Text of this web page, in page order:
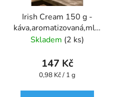
Irish Cream 150 g -
káva,aromatizovaná,mletá
- Oxalis
Skladem (2 ks)
147 Kč
Měrná
0,98 Kč / 1 g